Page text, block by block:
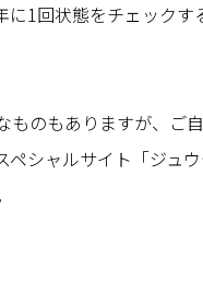
に1回状態をチェックす
ものもありますが、ご
シャルサイト「ジュウ